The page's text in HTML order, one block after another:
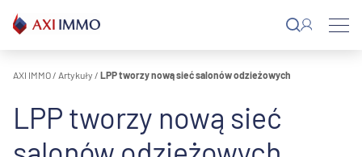
do
treści
AXI IMMO / Artykuły / LPP tworzy nową sieć salonów odzieżowych
LPP tworzy nową sieć